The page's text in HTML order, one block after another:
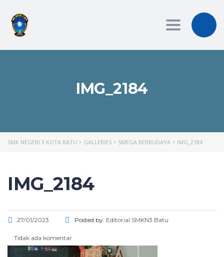
Toggle
IMG_2184
SMK NEGERI 3 KOTA BATU > GALLERIES > SMEGA BERBUDAYA > IMG_2184
IMG_2184
27/01/2023 Posted by: Editorial SMKN3 Batu
Tidak ada komentar